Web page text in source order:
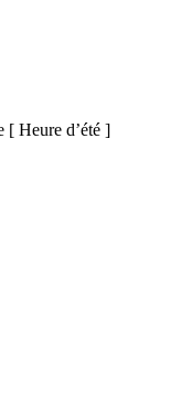
[ Heure d’été ]